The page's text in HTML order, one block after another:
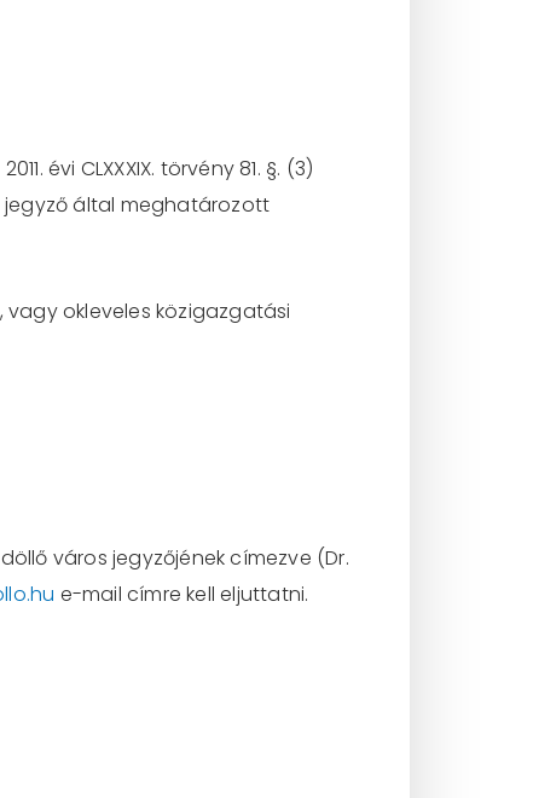
évi CLXXXIX. törvény 81. §. (3)
által meghatározott
okleveles közigazgatási
város jegyzőjének címezve (Dr.
e-mail címre kell eljuttatni.